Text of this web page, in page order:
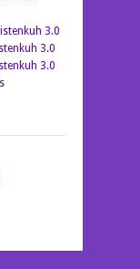
3.0
3.0
3.0